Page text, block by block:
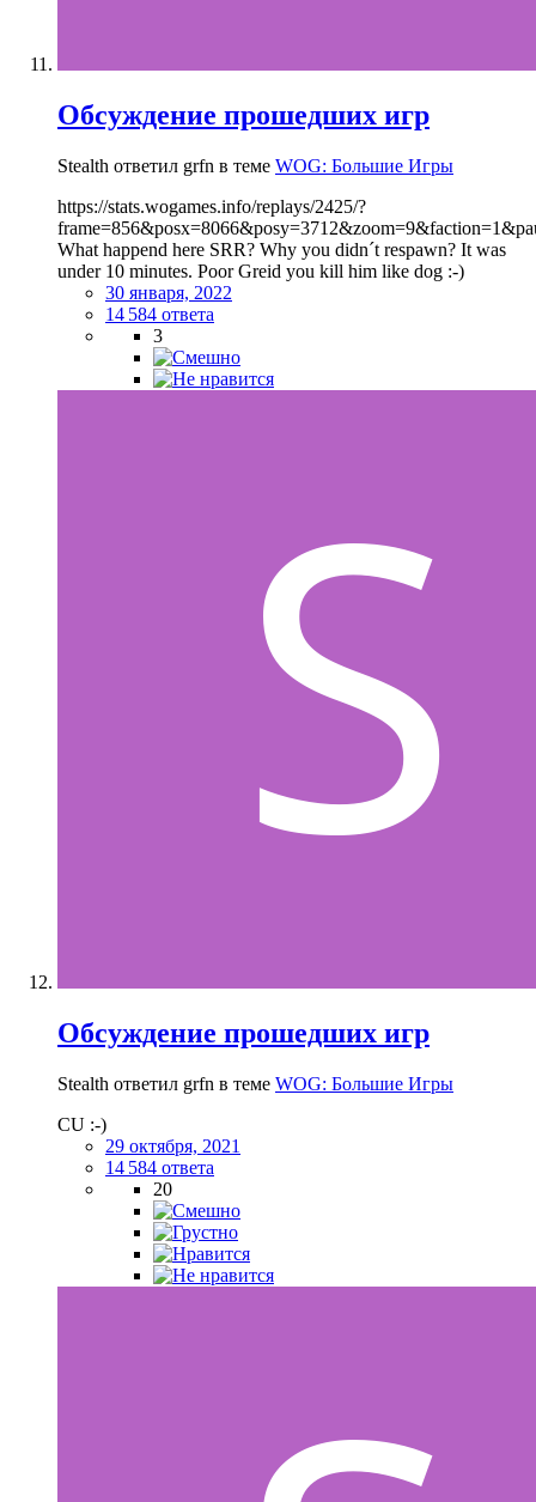
Обсуждение прошедших игр
Stealth ответил grfn в теме WOG: Большие Игры
https://stats.wogames.info/replays/2425/?
What happend here SRR? Why you didn´t respawn? It was
under 10 minutes. Poor Greid you kill him like dog :-)
30 января, 2022
14 584 ответа
3
Обсуждение прошедших игр
Stealth ответил grfn в теме WOG: Большие Игры
CU :-)
29 октября, 2021
14 584 ответа
20